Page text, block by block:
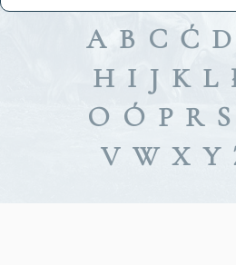
A B C Ć D
H I J K L
O Ó P R S
V W X Y